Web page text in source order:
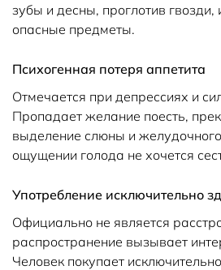
зубы и десны, проглотив гвозди,
опасные предметы.
Психогенная потеря аппетита
Отмечается при депрессиях и
Пропадает желание поесть,
выделение слюны и
ощущении голода не хочется
Употребление исключительно
Официально не является
распространение вызывает
Человек покупает